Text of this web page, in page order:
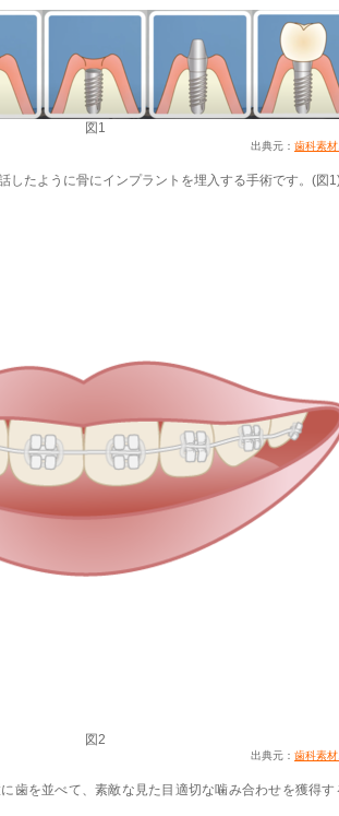
図1
出典元： 歯科素
したように骨にインプラントを埋入する手術です。(図
図2
出典元： 歯科素
歯を並べて、素敵な見た目適切な噛み合わせを獲得す